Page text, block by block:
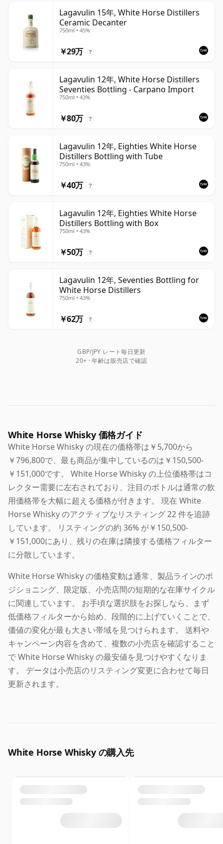
Lagavulin 15年, White Horse Distillers
Ceramic Decanter
750ml • 45%
￥29万 ?
Lagavulin 12年, White Horse Distillers
Seventies Bottling - Carpano Import
750ml • 43%
￥80万 ?
Lagavulin 12年, Eighties White Horse
Distillers Bottling with Tube
750ml • 43%
￥40万 ?
Lagavulin 12年, Eighties White Horse
Distillers Bottling with Box
750ml • 43%
￥50万 ?
Lagavulin 12年, Seventies Bottling for
White Horse Distillers
750ml • 43%
￥62万 ?
GBP/JPY レート毎日更新
20+ · 年齢は販売店で確認
White Horse Whisky 価格ガイド
White Horse Whisky の現在の価格帯は￥5,700から
￥796,800で、最も商品が集中しているのは￥150,500-
￥151,000です。 White Horse Whisky の上位価格帯はコ
レクター需要に左右されており、注目のボトルは通常の飲
用価格帯を大幅に超える価格が付きます。 現在 White
Horse Whisky のアクティブなリスティング 22 件を追跡
しています。 リスティングの約 36% が￥150,500-
￥151,000にあり、残りの在庫は隣接する価格フィルター
に分散しています。
White Horse Whisky の価格変動は通常、製品ラインのポ
ジショニング、限定版、小売店間の短期的な在庫サイクル
に関連しています。 お手頃な選択肢をお探しなら、まず
低価格フィルターから始め、段階的に上げていくことで、
価値の変化が最も大きい帯域を見つけられます。 送料や
キャンペーン内容を含めて、複数の小売店を確認すること
で White Horse Whisky の最安値を見つけやすくなりま
す。 データは小売店のリスティング変更に合わせて毎日
更新されます。
White Horse Whisky の購入先